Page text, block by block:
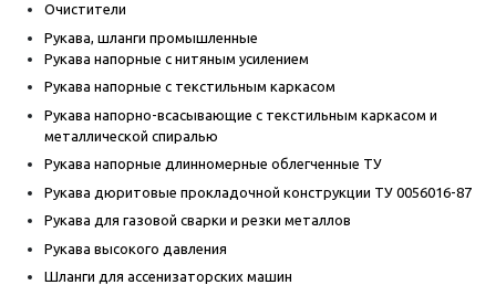
Очистители
Рукава, шланги промышленные
Рукава напорные с нитяным усилением
Рукава напорные с текстильным каркасом
Рукава напорно-всасывающие с текстильным каркасом и
металлической спиралью
Рукава напорные длинномерные облегченные ТУ
Рукава дюритовые прокладочной конструкции ТУ 0056016-87
Рукава для газовой сварки и резки металлов
Рукава высокого давления
Шланги для ассенизаторских машин